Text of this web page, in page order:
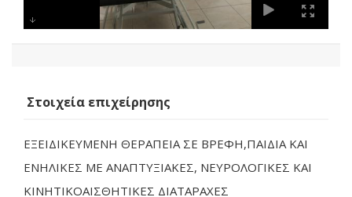
Στοιχεία επιχείρησης
ΕΞΕΙΔΙΚΕΥΜΕΝΗ ΘΕΡΑΠΕΙΑ ΣΕ ΒΡΕΦΗ,ΠΑΙΔΙΑ ΚΑΙ
ΕΝΗΛΙΚΕΣ ΜΕ ΑΝΑΠΤΥΞΙΑΚΕΣ, ΝΕΥΡΟΛΟΓΙΚΕΣ ΚΑΙ
ΚΙΝΗΤΙΚΟΑΙΣΘΗΤΙΚΕΣ ΔΙΑΤΑΡΑΧΕΣ